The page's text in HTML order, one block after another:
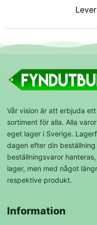
Vår vision är att erbjuda
sortiment för alla. Alla
eget lager i Sverige.
dagen efter din
beställningsvaror
lager, men med något
respektive produkt.
Information